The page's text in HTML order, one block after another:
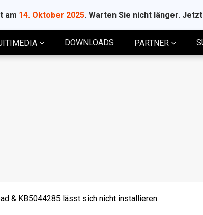
am 14. Oktober 2025. Warten Sie nicht länger.
DOWNLOADS PARTNER
& KB5044285 lässt sich nicht installieren